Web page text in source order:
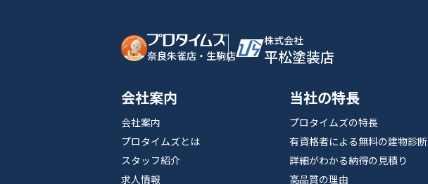
奈良朱雀店・生駒店
株式会社
平松塗装店
会社案内
会社案内
プロタイムズとは
スタッフ紹介
求人情報
当社の特長
プロタイムズの特長
有資格者による無料の建物診断
詳細がわかる納得の見積り
高品質の理由